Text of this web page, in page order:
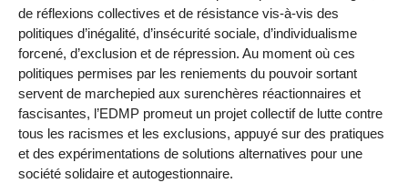
de réflexions collectives et de résistance vis-à-vis des
politiques d’inégalité, d’insécurité sociale, d’individualisme
forcené, d’exclusion et de répression. Au moment où ces
politiques permises par les reniements du pouvoir sortant
servent de marchepied aux surenchères réactionnaires et
fascisantes, l’EDMP promeut un projet collectif de lutte contre
tous les racismes et les exclusions, appuyé sur des pratiques
et des expérimentations de solutions alternatives pour une
société solidaire et autogestionnaire.